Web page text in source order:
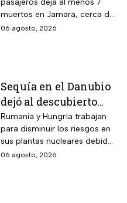
Jaramana en Damasco
pasajeros deja al menos 7
muertos en Jamara, cerca de
Damasco; autoridades
06 agosto, 2026
Sequía en el Danubio
dejó al descubierto
buques de la Segunda
Guerra Mundial
Rumania y Hungría trabajan
para disminuir los riesgos en
sus plantas nucleares debido
a los mínimos históricos
06 agosto, 2026